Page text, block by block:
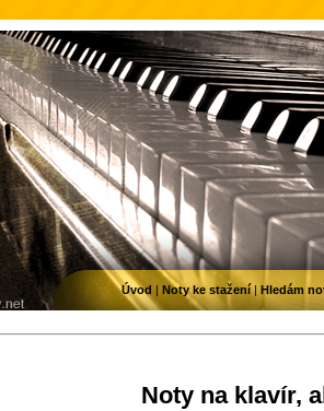
Noty na klavír,
Úvod | Noty ke stažení| Hledám